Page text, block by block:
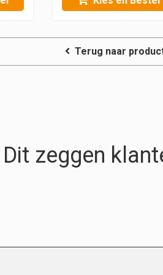
Terug naar
Dit zeggen